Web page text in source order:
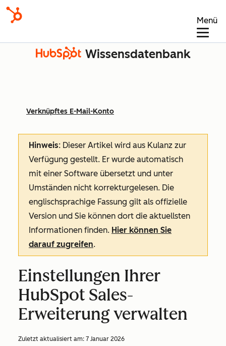
Menü
Wissensdatenbank
Verknüpftes E-Mail-Konto
Hinweis: Dieser Artikel wird aus Kulanz zur
Verfügung gestellt. Er wurde automatisch
mit einer Software übersetzt und unter
Umständen nicht korrekturgelesen. Die
englischsprachige Fassung gilt als offizielle
Version und Sie können dort die aktuellsten
Informationen finden. Hier können Sie
darauf zugreifen.
Einstellungen Ihrer
HubSpot Sales-
Erweiterung verwalten
Zuletzt aktualisiert am: 7 Januar 2026